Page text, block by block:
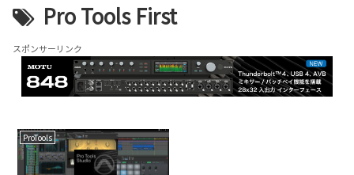
Pro Tools First
スポンサーリンク
ProTools